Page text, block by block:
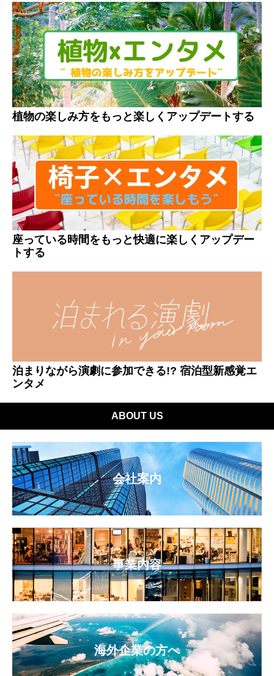
植物の楽しみ方をもっと楽しくアップデートする
座っている時間をもっと快適に楽しくアップデー
トする
泊まりながら演劇に参加できる!? 宿泊型新感覚エ
ンタメ
ABOUT US
会社案内
事業内容
海外企業の方へ